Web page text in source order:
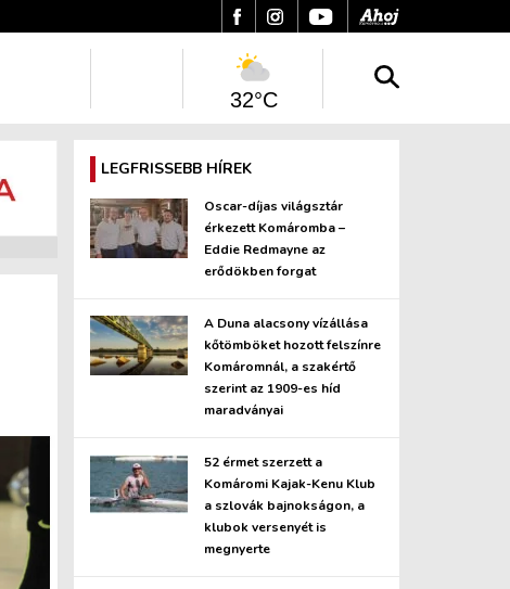
32°C
LEGFRISSEBB HÍREK
Oscar-díjas világsztár
érkezett Komáromba –
Eddie Redmayne az
erődökben forgat
A Duna alacsony vízállása
kőtömböket hozott felszínre
Komáromnál, a szakértő
szerint az 1909-es híd
maradványai
52 érmet szerzett a
Komáromi Kajak-Kenu Klub
a szlovák bajnokságon, a
klubok versenyét is
megnyerte